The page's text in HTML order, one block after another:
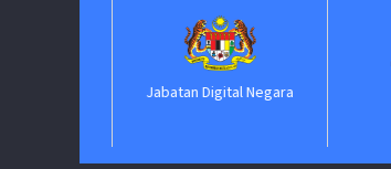
Jabatan Digital Negara